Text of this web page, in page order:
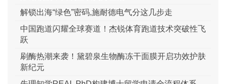
解锁出海“绿色”密码,施耐德电气分这几步走
中国跑道闪耀全球赛道！杰锐体育跑道技术突破性飞
跃
刷酶热潮来袭！黛碧泉生物酶冻干面膜开启功效护肤
新纪元